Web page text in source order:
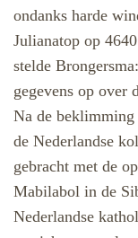
ondanks harde
Julianatop op
stelde
gegevens op over
Na de beklimming
de Nederlandse
gebracht met de
Mabilabol in de
Nederlandse